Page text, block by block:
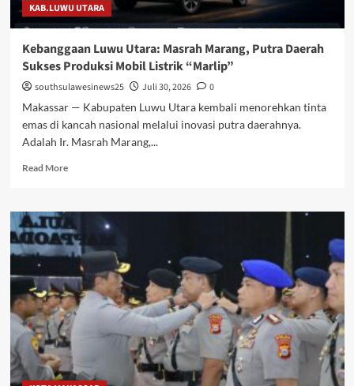
KAB.LUWU UTARA
Kebanggaan Luwu Utara: Masrah Marang, Putra Daerah
Sukses Produksi Mobil Listrik “Marlip”
southsulawesinews25 Juli 30, 2026
0
Makassar — Kabupaten Luwu Utara kembali menorehkan tinta
emas di kancah nasional melalui inovasi putra daerahnya.
Adalah Ir. Masrah Marang,...
Read MoreRead
Kebanggaan
Luwu
Utara:
Masrah
Marang,
Putra
Daerah
Sukses
Produksi
Mobil
Listrik
“Marlip”